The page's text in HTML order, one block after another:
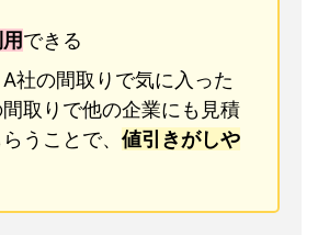
できる
社の間取りで気に入った
間取りで他の企業にも見積
うことで、 値引きがしや